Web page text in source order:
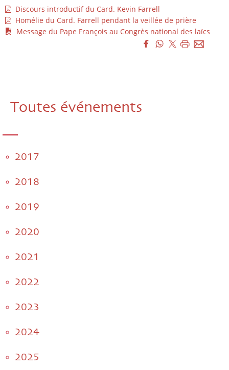
Discours introductif du Card. Kevin Farrell
Homélie du Card. Farrell pendant la veillée de prière
Message du Pape François au Congrès national des laïcs
Toutes événements
2017
2018
2019
2020
2021
2022
2023
2024
2025